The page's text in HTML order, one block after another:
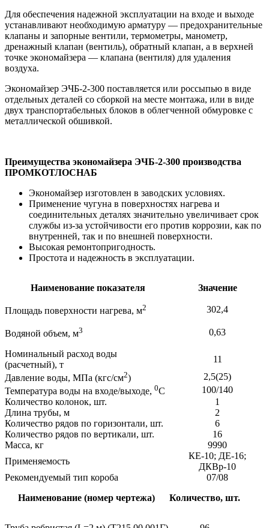
Для обеспечения надежной эксплуатации на входе и выходе
устанавливают необходимую арматуру — предохранительные
клапаны и запорные вентили, термометры, манометр,
дренажный клапан (вентиль), обратный клапан, а в верхней
точке экономайзера — клапана (вентиля) для удаления
воздуха.
Экономайзер ЭЧБ-2-300 поставляется или россыпью в виде
отдельных деталей со сборкой на месте монтажа, или в виде
двух транспортабельных блоков в облегченной обмуровке с
металлической обшивкой.
Преимущества экономайзера ЭЧБ-2-300 производства
ПРОМКОТЛОСНАБ
Экономайзер изготовлен в заводских условиях.
Применение чугуна в поверхностях нагрева и
соединительных деталях значительно увеличивает срок
службы из-за устойчивости его против коррозии, как по
внутренней, так и по внешней поверхности.
Высокая ремонтопригодность.
Простота и надежность в эксплуатации.
Наименование показателя Значение
Площадь поверхности нагрева, м2 302,4
Водяной объем, м3 0,63
Номинальный расход воды
(расчетный), т
11
Давление воды, МПа (кгс/см2)
2,5(25)
Температура воды на входе/выходе, 0С
100/140
Количество колонок, шт.
1
Длина трубы, м
2
Количество рядов по горизонтали, шт.
6
Количество рядов по вертикали, шт.
16
Масса, кг
9990
Применяемость
КЕ-10; ДЕ-16;
ДКВр-10
Рекомендуемый тип короба
07/08
Наименование (номер чертежа)
Количество, шт.